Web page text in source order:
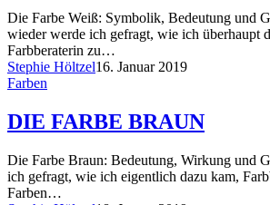
Die Farbe Weiß: Symbolik, Bedeutung und
wieder werde ich gefragt, wie ich überhaupt
Farbberaterin zu…
Stephie Höltzel16. Januar 2019
Farben
DIE FARBE BRAUN
Die Farbe Braun: Bedeutung, Wirkung und
ich gefragt, wie ich eigentlich dazu kam,
Farben…